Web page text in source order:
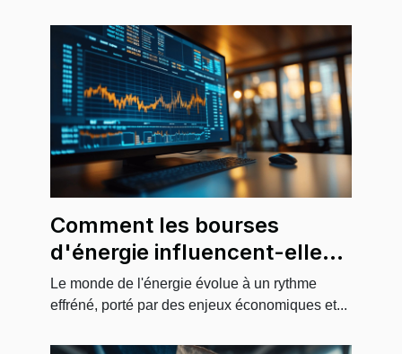
Comment les bourses
d'énergie influencent-elles
le marché européen ?
Le monde de l'énergie évolue à un rythme
effréné, porté par des enjeux économiques et...